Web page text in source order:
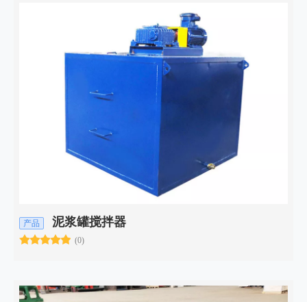
产品 泥浆罐搅拌器
(0)